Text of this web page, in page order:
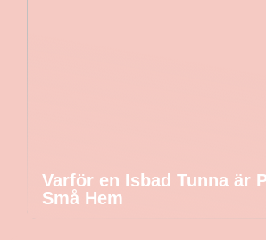
Varför en Isbad Tunna är
Små Hem